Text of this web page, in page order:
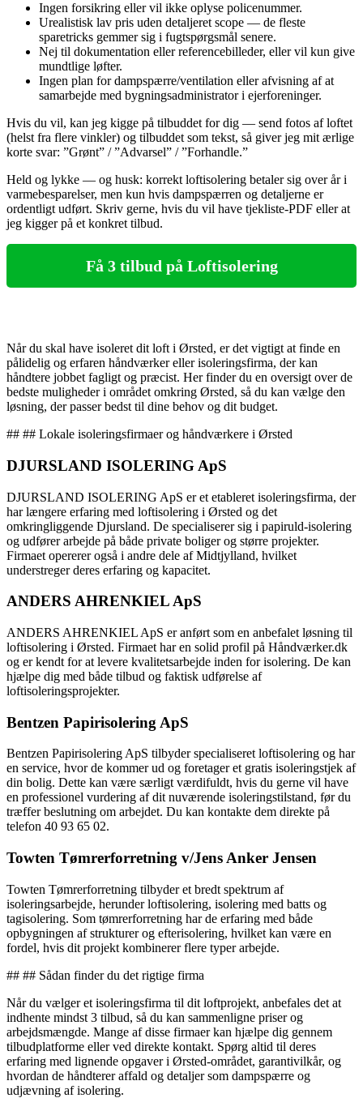
Ingen forsikring eller vil ikke oplyse policenummer.
Urealistisk lav pris uden detaljeret scope — de fleste
sparetricks gemmer sig i fugtspørgsmål senere.
Nej til dokumentation eller referencebilleder, eller vil kun give
mundtlige løfter.
Ingen plan for dampspærre/ventilation eller afvisning af at
samarbejde med bygningsadministrator i ejerforeninger.
Hvis du vil, kan jeg kigge på tilbuddet for dig — send fotos af loftet
(helst fra flere vinkler) og tilbuddet som tekst, så giver jeg mit ærlige
korte svar: ”Grønt” / ”Advarsel” / ”Forhandle.”
Held og lykke — og husk: korrekt loftisolering betaler sig over år i
varmebesparelser, men kun hvis dampspærren og detaljerne er
ordentligt udført. Skriv gerne, hvis du vil have tjekliste‑PDF eller at
jeg kigger på et konkret tilbud.
Få 3 tilbud på Loftisolering
Når du skal have isoleret dit loft i Ørsted, er det vigtigt at finde en
pålidelig og erfaren håndværker eller isoleringsfirma, der kan
håndtere jobbet fagligt og præcist. Her finder du en oversigt over de
bedste muligheder i området omkring Ørsted, så du kan vælge den
løsning, der passer bedst til dine behov og dit budget.
## ## Lokale isoleringsfirmaer og håndværkere i Ørsted
DJURSLAND ISOLERING ApS
DJURSLAND ISOLERING ApS er et etableret isoleringsfirma, der
har længere erfaring med loftisolering i Ørsted og det
omkringliggende Djursland. De specialiserer sig i papiruld-isolering
og udfører arbejde på både private boliger og større projekter.
Firmaet opererer også i andre dele af Midtjylland, hvilket
understreger deres erfaring og kapacitet.
ANDERS AHRENKIEL ApS
ANDERS AHRENKIEL ApS er anført som en anbefalet løsning til
loftisolering i Ørsted. Firmaet har en solid profil på Håndværker.dk
og er kendt for at levere kvalitetsarbejde inden for isolering. De kan
hjælpe dig med både tilbud og faktisk udførelse af
loftisoleringsprojekter.
Bentzen Papirisolering ApS
Bentzen Papirisolering ApS tilbyder specialiseret loftisolering og har
en service, hvor de kommer ud og foretager et gratis isoleringstjek af
din bolig. Dette kan være særligt værdifuldt, hvis du gerne vil have
en professionel vurdering af dit nuværende isoleringstilstand, før du
træffer beslutning om arbejdet. Du kan kontakte dem direkte på
telefon 40 93 65 02.
Towten Tømrerforretning v/Jens Anker Jensen
Towten Tømrerforretning tilbyder et bredt spektrum af
isoleringsarbejde, herunder loftisolering, isolering med batts og
tagisolering. Som tømrerforretning har de erfaring med både
opbygningen af strukturer og efterisolering, hvilket kan være en
fordel, hvis dit projekt kombinerer flere typer arbejde.
## ## Sådan finder du det rigtige firma
Når du vælger et isoleringsfirma til dit loftprojekt, anbefales det at
indhente mindst 3 tilbud, så du kan sammenligne priser og
arbejdsmængde. Mange af disse firmaer kan hjælpe dig gennem
tilbudplatforme eller ved direkte kontakt. Spørg altid til deres
erfaring med lignende opgaver i Ørsted-området, garantivilkår, og
hvordan de håndterer affald og detaljer som dampspærre og
udjævning af isolering.